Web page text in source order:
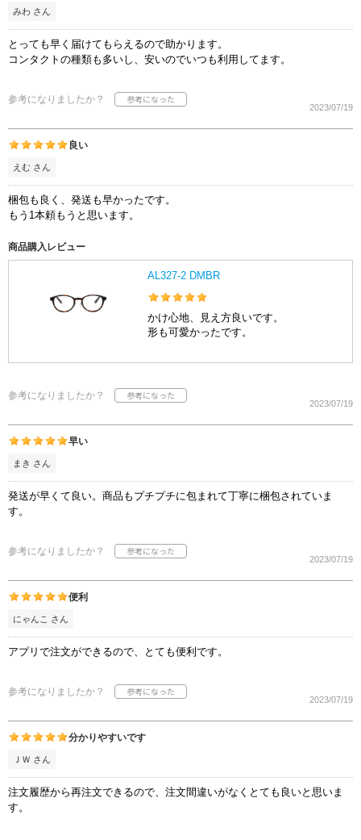
みわ さん
とっても早く届けてもらえるので助かります。
コンタクトの種類も多いし、安いのでいつも利用してます。
参考になりましたか？
2023/07/19
良い
えむ さん
梱包も良く、発送も早かったです。
もう1本頼もうと思います。
商品購入レビュー
AL327-2 DMBR
かけ心地、見え方良いです。
形も可愛かったです。
参考になりましたか？
2023/07/19
早い
まき さん
発送が早くて良い。商品もプチプチに包まれて丁寧に梱包されていま
す。
参考になりましたか？
2023/07/19
便利
にゃんこ さん
アプリで注文ができるので、とても便利です。
参考になりましたか？
2023/07/19
分かりやすいです
ＪＷ さん
注文履歴から再注文できるので、注文間違いがなくとても良いと思いま
す。